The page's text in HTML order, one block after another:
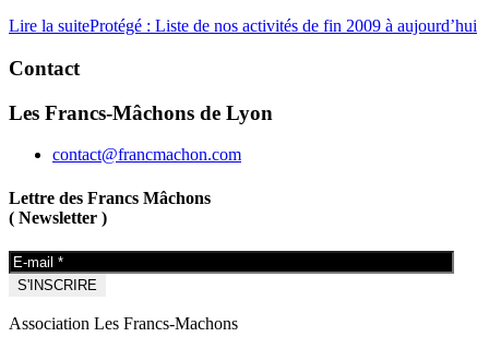
Lire la suiteProtégé : Liste de nos activités de fin 2009 à aujourd’hui
Contact
Les Francs-Mâchons de Lyon
contact@francmachon.com
Lettre des Francs Mâchons
( Newsletter )
Association Les Francs-Machons